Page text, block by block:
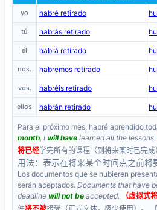
yo habré retirado
tú habrás retirado
él habrá retirado
nos. habremos retirado
vos. habréis retirado
ellos habrán retirado
Para el próximo mes, habré aprendido
month, I will have learned all the lessons.
将已经学完所有的课程（到将来某时已完成
用法：表示在将来某个时间点之前将
Los documentos que se hubieren
serán aceptados. Documents that have
deadline will not be accepted. （虚拟式